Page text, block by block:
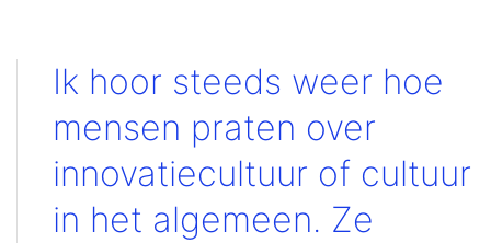
Ik hoor steeds weer hoe
mensen praten over
innovatiecultuur of cultuur
in het algemeen. Ze